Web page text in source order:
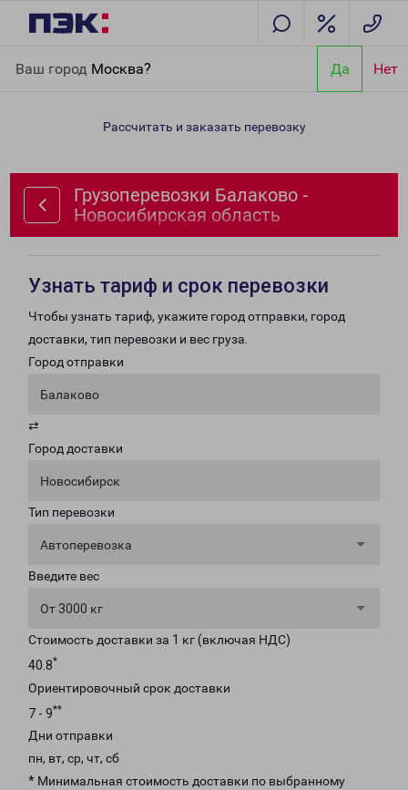
Ваш город Москва? Да Нет
Новосибирская область
Рассчитать и заказать перевозку
Грузоперевозки Балаково -
Новосибирская область
Узнать тариф и срок перевозки
Чтобы узнать тариф, укажите город отправки, город
доставки, тип перевозки и вес груза.
Город отправки
Балаково
⇄
Город доставки
Новосибирск
Тип перевозки
Автоперевозка
Введите вес
От 3000 кг
Стоимость доставки за 1 кг (включая НДС)
40.8*
Ориентировочный срок доставки
7 - 9**
Дни отправки
пн, вт, ср, чт, сб
* Минимальная стоимость доставки по выбранному